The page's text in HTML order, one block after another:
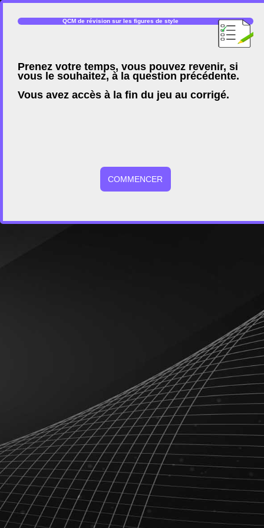
QCM de révision sur les figures de style
Prenez votre temps, vous pouvez revenir, si
vous le souhaitez, à la question précédente.
Vous avez accès à la fin du jeu au corrigé.